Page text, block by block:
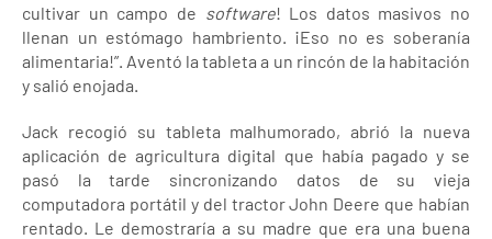
cultivar un campo de software! Los datos masivos no
llenan un estómago hambriento. ¡Eso no es soberanía
alimentaria!”. Aventó la tableta a un rincón de la habitación
y salió enojada.
Jack recogió su tableta malhumorado, abrió la nueva
aplicación de agricultura digital que había pagado y se
pasó la tarde sincronizando datos de su vieja
computadora portátil y del tractor John Deere que habían
rentado. Le demostraría a su madre que era una buena